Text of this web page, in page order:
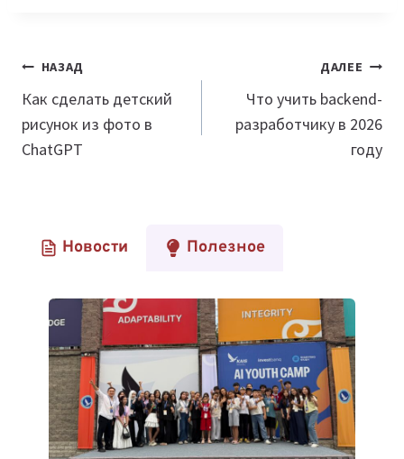
Навигация
по
записям
НАЗАД
Как сделать детский
рисунок из фото в
ChatGPT
ДАЛЕЕ
Что учить backend-
разработчику в 2026
году
Новости Полезное